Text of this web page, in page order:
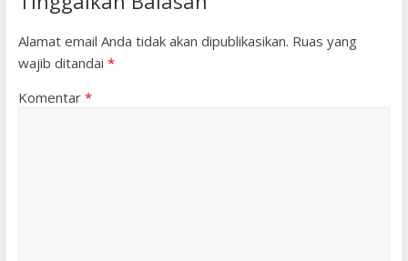
Alamat email Anda tidak akan dipublikasikan. Ruas yang
wajib ditandai *
Komentar *